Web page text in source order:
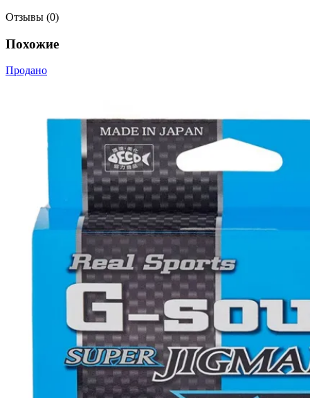
Отзывы (0)
Похожие
Продано